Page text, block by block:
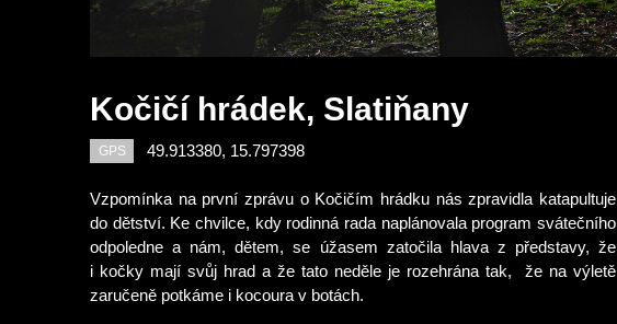
Kočičí hrádek, Slatiňany
GPS 49.913380, 15.797398
Vzpomínka na první zprávu o Kočičím hrádku nás zpravidla katapultuje
do dětství. Ke chvilce, kdy rodinná rada naplánovala program svátečního
odpoledne a nám, dětem, se úžasem zatočila hlava z představy, že
i kočky mají svůj hrad a že tato neděle je rozehrána tak, že na výletě
zaručeně potkáme i kocoura v botách.